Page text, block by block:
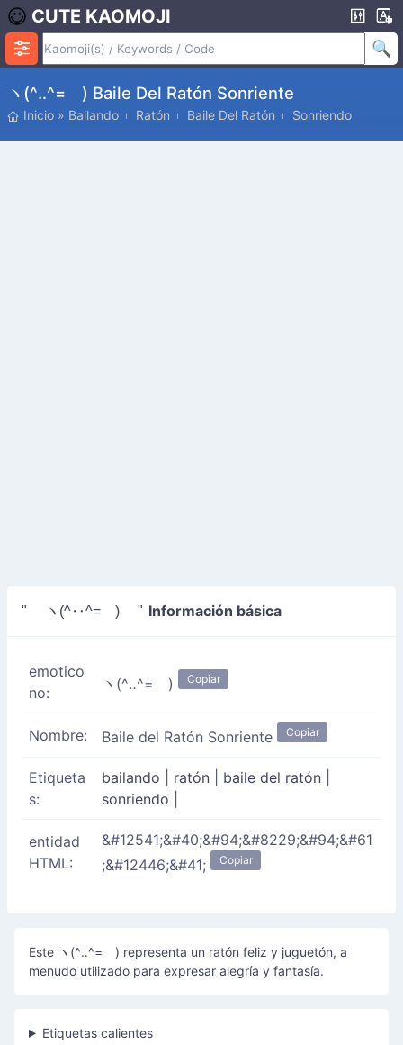
CUTE KAOMOJI
ヽ(^‥^=ゞ) Baile Del Ratón Sonriente
Inicio » Bailando Ratón Baile Del Ratón Sonriendo
" ヽ(^‥^=ゞ) " Información básica
emotico
no:
ヽ(^‥^=ゞ) Copiar
Nombre: Baile del Ratón Sonriente Copiar
Etiqueta
s:
bailando ratón baile del ratón
sonriendo
entidad
HTML:
&#12541;&#40;&#94;&#8229;&#94;&#61
;&#12446;&#41;
Copiar
Este ヽ(^‥^=ゞ) representa un ratón feliz y juguetón, a
menudo utilizado para expresar alegría y fantasía.
Etiquetas calientes